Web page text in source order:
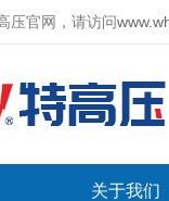
压官网，请访问
关于我们